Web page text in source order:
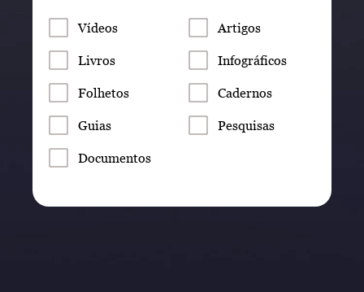
Vídeos Artigos
Livros Infográficos
Folhetos Cadernos
Guias Pesquisas
Documentos